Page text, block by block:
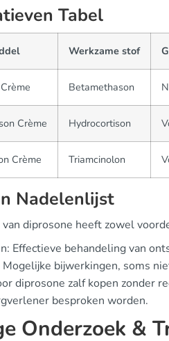
Tabel
Werkzame stof
Betamethason
Crème Hydrocortison
Crème Triamcinolon
Nadelenlijst
diprosone heeft zowel
Effectieve behandeling van
Mogelijke bijwerkingen, soms
diprosone zalf kopen zonder
besproken worden.
Onderzoek &